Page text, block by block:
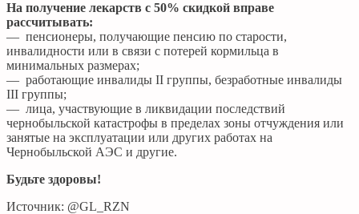
На получение лекарств с 50% скидкой вправе
рассчитывать:
— пенсионеры, получающие пенсию по старости,
инвалидности или в связи с потерей кормильца в
минимальных размерах;
— работающие инвалиды II группы, безработные инвалиды
III группы;
— лица, участвующие в ликвидации последствий
чернобыльской катастрофы в пределах зоны отчуждения или
занятые на эксплуатации или других работах на
Чернобыльской АЭС и другие.
Будьте здоровы!
Источник: @GL_RZN